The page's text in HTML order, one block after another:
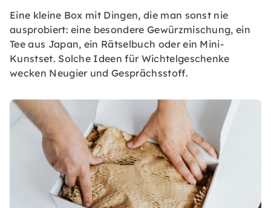
Eine kleine Box mit Dingen, die man sonst nie
ausprobiert: eine besondere Gewürzmischung, ein
Tee aus Japan, ein Rätselbuch oder ein Mini-
Kunstset. Solche Ideen für Wichtelgeschenke
wecken Neugier und Gesprächsstoff.